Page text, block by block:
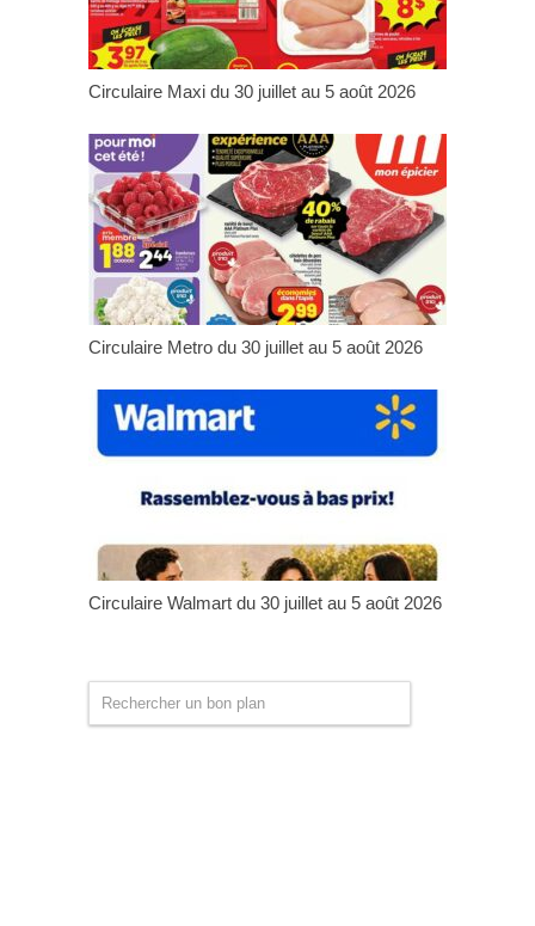
Circulaire Maxi du 30 juillet au 5 août 2026
Circulaire Metro du 30 juillet au 5 août 2026
Circulaire Walmart du 30 juillet au 5 août 2026